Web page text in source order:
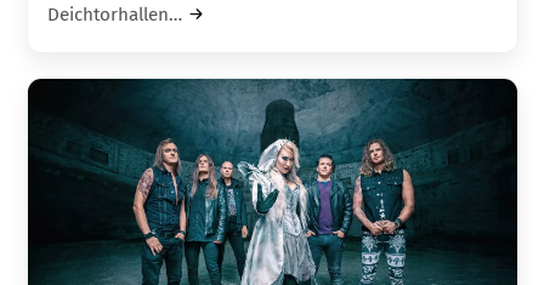
Deichtorhallen…